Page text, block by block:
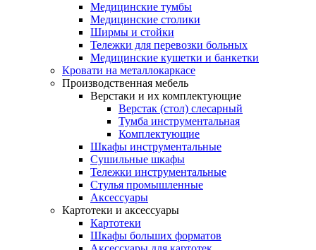
Медицинские тумбы
Медицинские столики
Ширмы и стойки
Тележки для перевозки больных
Медицинские кушетки и банкетки
Кровати на металлокаркасе
Производственная мебель
Верстаки и их комплектующие
Верстак (стол) слесарный
Тумба инструментальная
Комплектующие
Шкафы инструментальные
Сушильные шкафы
Тележки инструментальные
Стулья промышленные
Аксессуары
Картотеки и аксессуары
Картотеки
Шкафы больших форматов